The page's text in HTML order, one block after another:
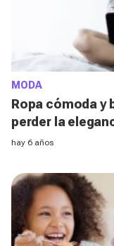
MODA
Ropa cómoda y
perder la
hay 6 años